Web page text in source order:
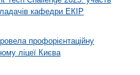
кафедри ЕКІР
профорієнтаційну
ліцеї Києва